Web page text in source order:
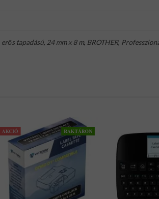
erős tapadású, 24 mm x 8 m, BROTHER,
AKCIÓ RAKTÁRON